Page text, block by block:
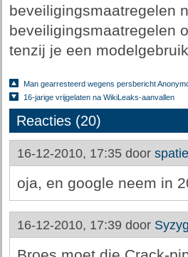
beveiligingsmaatregelen
beveiligingsmaatregelen
tenzij je een
Man gearresteerd wegens persbericht
16-jarige vrijgelaten na WikiLeaks-aanvallen
Reacties (20)
16-12-2010, 17:35 door
oja, en google neem in
16-12-2010, 17:39 door